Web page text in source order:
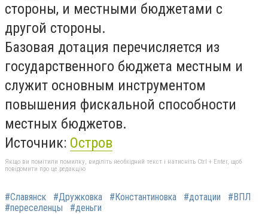
стороны, и местными бюджетами с
другой стороны.
Базовая дотация перечисляется из
государственного бюджета местным и
служит основным инструментом
повышения фискальной способности
местных бюджетов.
Источник: Остров
Якщо ви помітили помилку, виділіть необхідний текст і натисніть Ctrl + Enter, щоб
повідомити про це редакцію
#Славянск #Дружковка #Константиновка #дотации
#ВПЛ
#переселенцы
#деньги